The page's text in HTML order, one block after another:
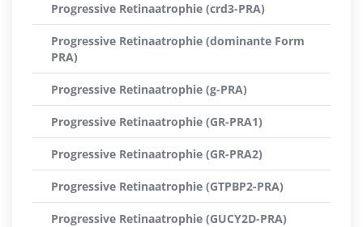
Progressive Retinaatrophie (crd3-PRA)
Progressive Retinaatrophie (dominante Form
PRA)
Progressive Retinaatrophie (g-PRA)
Progressive Retinaatrophie (GR-PRA1)
Progressive Retinaatrophie (GR-PRA2)
Progressive Retinaatrophie (GTPBP2-PRA)
Progressive Retinaatrophie (GUCY2D-PRA)